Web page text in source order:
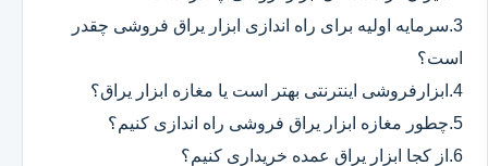
3.سرمایه اولیه برای راه اندازی ابزار یراق فروشی چقدر
است؟
4.ابزارفروشی اینترنتی بهتر است یا مغازه ابزار یراق؟
5.چطور مغازه ابزار یراق فروشی راه اندازی کنیم؟
6.از کجا ابزار یراق عمده خریداری کنیم؟